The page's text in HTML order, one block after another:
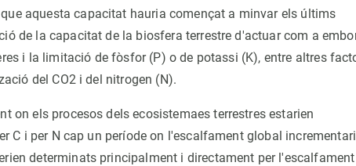
aquesta capacitat hauria començat a minvar els últims
de la capacitat de la biosfera terrestre d'actuar com a
i la limitació de fòsfor (P) o de potassi (K), entre altres
del CO2 i del nitrogen (N).
on els procesos dels ecosistemaes terrestres estarien
i per N cap un període on l'escalfament global
determinats principalment i directament per l'escalfament